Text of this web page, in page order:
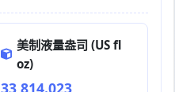
美制液量盎司 (US fl
oz)
33,814.023